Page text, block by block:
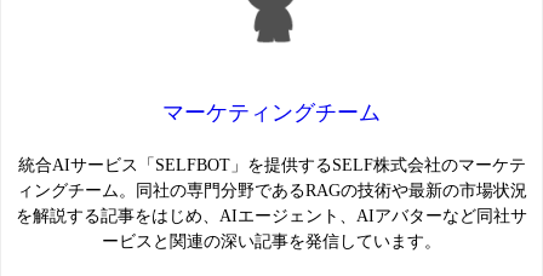
マーケティングチーム
統合AIサービス「SELFBOT」を提供するSELF株式会社のマーケテ
ィングチーム。同社の専門分野であるRAGの技術や最新の市場状況
を解説する記事をはじめ、AIエージェント、AIアバターなど同社サ
ービスと関連の深い記事を発信しています。